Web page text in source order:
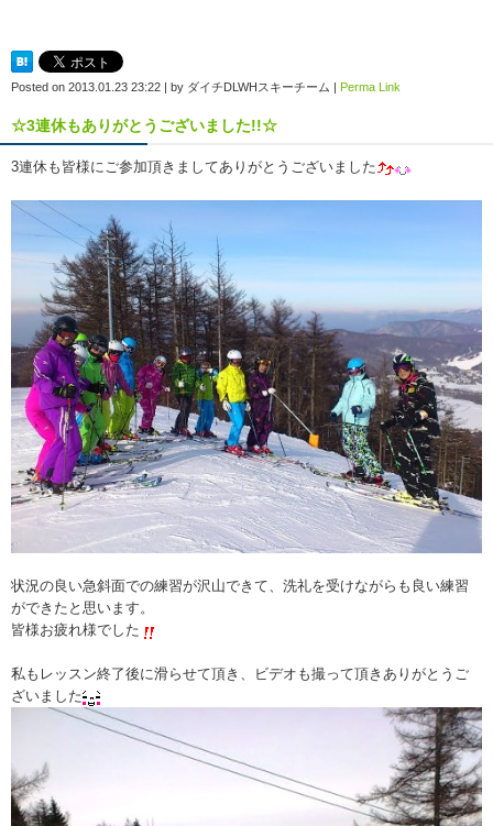
Posted on 2013.01.23 23:22 | by ダイチDLWHスキーチーム | Perma Link
☆3連休もありがとうございました!!☆
3連休も皆様にご参加頂きましてありがとうございました
状況の良い急斜面での練習が沢山できて、洗礼を受けながらも良い練習
ができたと思います。
皆様お疲れ様でした
私もレッスン終了後に滑らせて頂き、ビデオも撮って頂きありがとうご
ざいました